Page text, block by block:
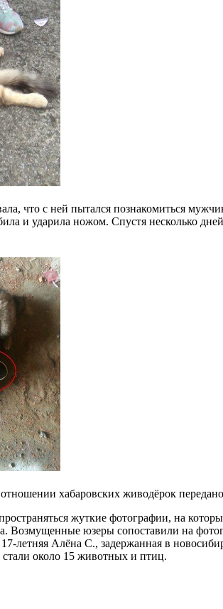
что с ней пытался познакомиться
и ударила ножом. Спустя несколько
хабаровских живодёрок
жуткие фотографии, на
юзеры сопоставили на
летняя Алёна С., задержанная в
стали около 15 животных и птиц.